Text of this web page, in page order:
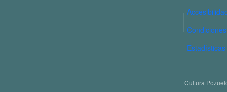
PIE
Estadísticas
Cultura